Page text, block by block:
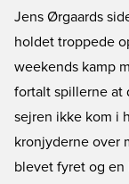
Jens Ørgaards
holdet troppede
weekends kamp
fortalt spillerne at
sejren ikke kom i
kronjyderne over
blevet fyret og en